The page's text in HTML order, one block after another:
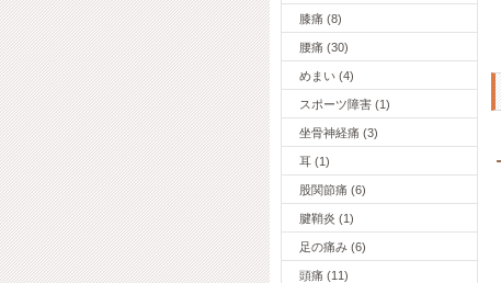
膝痛 (8)
腰痛 (30)
めまい (4)
スポーツ障害 (1)
坐骨神経痛 (3)
耳 (1)
股関節痛 (6)
腱鞘炎 (1)
足の痛み (6)
頭痛 (11)